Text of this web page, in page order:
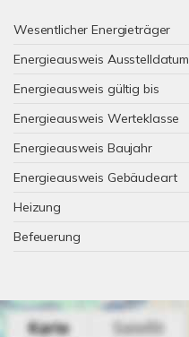
Wesentlicher Energieträger
Energieausweis Ausstelldatum
Energieausweis gültig bis
Energieausweis Werteklasse
Energieausweis Baujahr
Energieausweis Gebäudeart
Heizung
Befeuerung